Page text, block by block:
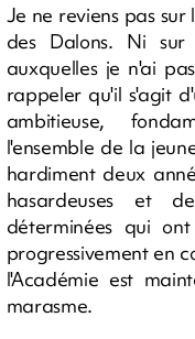
Je ne reviens pas
des Dalons. Ni sur
auxquelles je n'ai
rappeler qu'il s'agit
ambitieuse,
l'ensemble de la
hardiment deux
hasardeuses et
déterminées qui
progressivement en
l'Académie est
marasme.